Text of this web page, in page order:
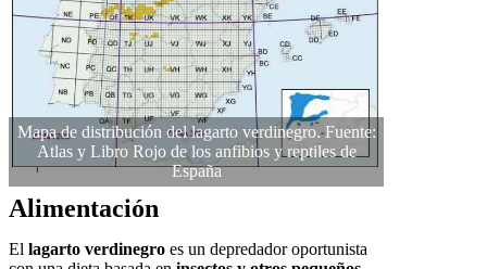
Mapa de distribución del lagarto verdinegro. Fuente:
Atlas y Libro Rojo de los anfibios y reptiles de
España
Alimentación
El lagarto verdinegro es un depredador oportunista